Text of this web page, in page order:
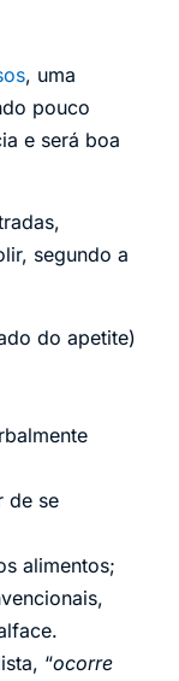
, uma
pouco
e será boa
segundo a
do apetite)
de se
alimentos;
“ocorre